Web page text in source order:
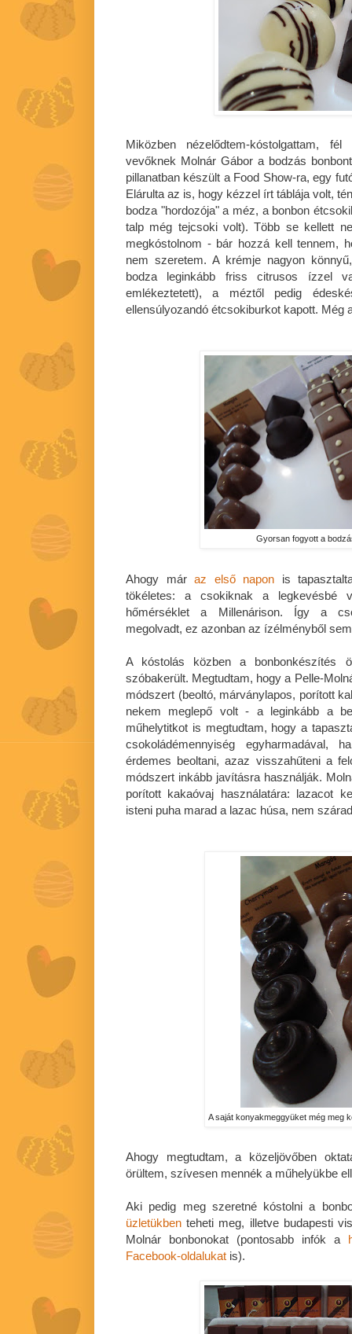
Miközben nézelődtem-kóstolgattam,
vevőknek Molnár Gábor a bodzás
pillanatban készült a Food Show-ra, egy
Elárulta az is, hogy kézzel írt táblája volt,
bodza "hordozója" a méz, a bonbon
talp még tejcsoki volt). Több se kellett
megkóstolnom - bár hozzá kell tennem,
nem szeretem. A krémje nagyon
bodza leginkább friss citrusos ízzel
emlékeztetett), a méztől pedig
ellensúlyozandó étcsokiburkot kapott. Még
Gyorsan fogyott a
Ahogy máraz első napon is
tökéletes: a csokiknak a legkevésbé
hőmérséklet a Millenárison. Így a
megolvadt, ez azonban az ízélményből
A kóstolás közben a bonbonkészítés
szóbakerült. Megtudtam, hogy a Pelle-
módszert (beoltó, márványlapos, porított
nekem meglepő volt - a leginkább a
műhelytitkot is megtudtam, hogy a
csokoládémennyiség egyharmadával,
érdemes beoltani, azaz visszahűteni a
módszert inkább javításra használják.
porított kakaóvaj használatára: lazacot
isteni puha marad a lazac húsa, nem
A saját konyakmeggyüket még meg
Ahogy megtudtam, a közeljövőben
örültem, szívesen mennék a műhelyükbe
Aki pedig meg szeretné kóstolni a
üzletükben teheti meg, illetve budapesti
Molnár bonbonokat (pontosabb infók a
Facebook-oldalukat is).